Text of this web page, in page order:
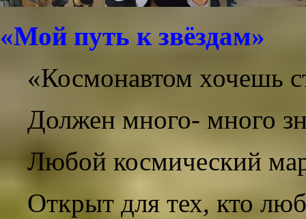
«Мой путь к звёздам»
«Космонавтом хочешь
Должен много- много
Любой космический
Открыт для тех, кто